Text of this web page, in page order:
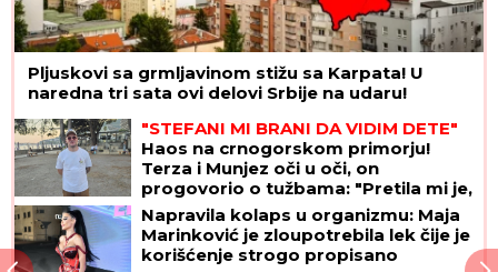
Pljuskovi sa grmljavinom stižu sa Karpata! U
naredna tri sata ovi delovi Srbije na udaru!
"STEFANI MI BRANI DA VIDIM DETE"
Haos na crnogorskom primorju!
Terza i Munjez oči u oči, on
progovorio o tužbama: "Pretila mi je,
pokazao sam joj dokaze" (VIDEO)
Napravila kolaps u organizmu: Maja
Marinković je zloupotrebila lek čije je
korišćenje strogo propisano